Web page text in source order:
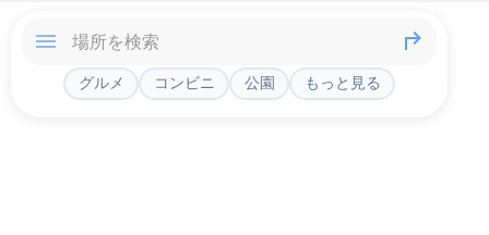
グルメ コンビニ 公園 もっと見る